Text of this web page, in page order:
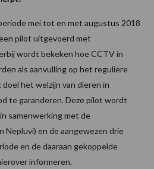
mei tot en met augustus 2018
pilot uitgevoerd met
wordt bekeken hoe CCTV in
als aanvulling op het reguliere
het welzijn van dieren in
te garanderen. Deze pilot wordt
samenwerking met de
Nepluvi) en de aangewezen drie
en de daaraan gekoppelde
informeren.